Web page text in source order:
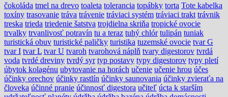
čokoláda tmel na drevo toaleta tolerancia topábky torta Tote kabelka
toxíny trasovanie tráva trávenie tráviaci systém tráviaci trakt trávnik
treska trieda triedenie šatstva trojdielna skriňa tropické ovocie
trvalky trvanlivosť potravín tu a teraz tuhý chlór tulipán tuniak
turistická obuv turistické paličky turistika tuzemské ovocie tvar G
tvar I tvar L tvar U tvaroh tvarohová náplň tvary digestorov tvrdá
voda tvrdé dreviny tvrdý syr typ postavy typy digestorov typy pletí
úbytok kolagénu ubytovanie na horách učenie učenie hrou účes
účinky orechov účinky rastlín účinky saunovania účinky zvieraťa na
človeka účinné pranie účinnosť digestora učiteľ úcta k starším